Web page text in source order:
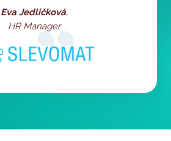
Eva Jedličková,
HR Manager